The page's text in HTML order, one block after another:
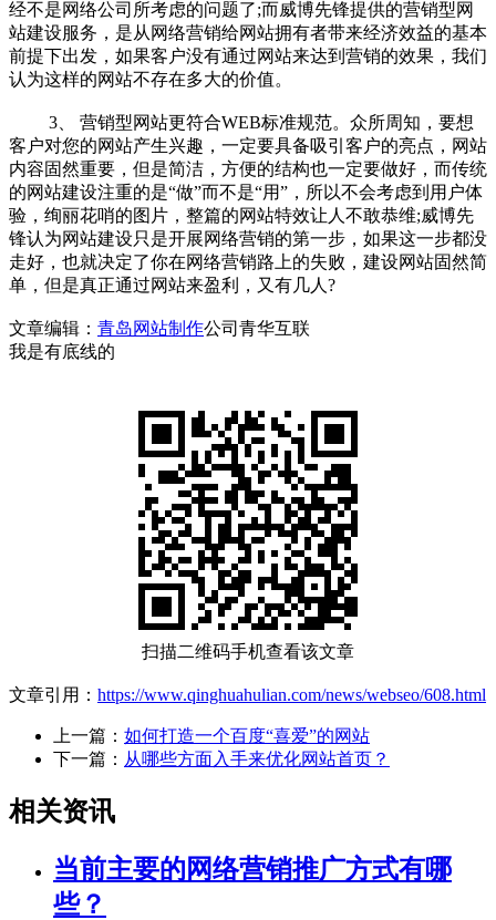
经不是网络公司所考虑的问题了;而威博先锋提供的营销型网
站建设服务，是从网络营销给网站拥有者带来经济效益的基本
前提下出发，如果客户没有通过网站来达到营销的效果，我们
认为这样的网站不存在多大的价值。
3、 营销型网站更符合WEB标准规范。众所周知，要想
客户对您的网站产生兴趣，一定要具备吸引客户的亮点，网站
内容固然重要，但是简洁，方便的结构也一定要做好，而传统
的网站建设注重的是“做”而不是“用”，所以不会考虑到用户体
验，绚丽花哨的图片，整篇的网站特效让人不敢恭维;威博先
锋认为网站建设只是开展网络营销的第一步，如果这一步都没
走好，也就决定了你在网络营销路上的失败，建设网站固然简
单，但是真正通过网站来盈利，又有几人?
文章编辑： 青岛网站制作公司青华互联
我是有底线的
扫描二维码手机查看该文章
文章引用： https://www.qinghuahulian.com/news/webseo/608.html
上一篇： 如何打造一个百度“喜爱”的网站
下一篇： 从哪些方面入手来优化网站首页？
相关资讯
当前主要的网络营销推广方式有哪
些？